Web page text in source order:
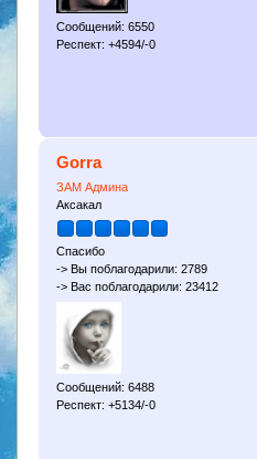
Сообщений: 6550
Респект: +4594/-0
Gorra
ЗАМ Админа
Аксакал
Спасибо
-> Вы поблагодарили: 2789
-> Вас поблагодарили: 23412
Сообщений: 6488
Респект: +5134/-0